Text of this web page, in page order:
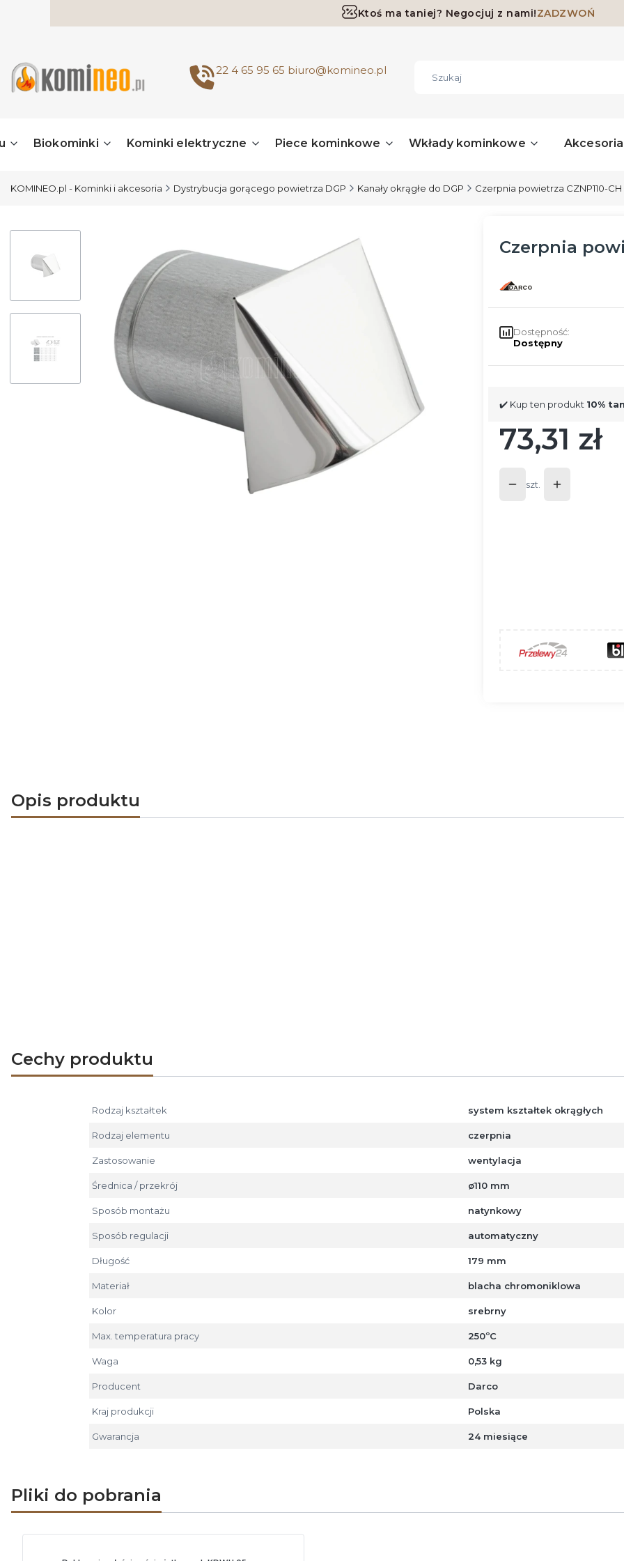
Ktoś ma taniej? Negocjuj z nami!ZADZWOŃ
22 4 65 95 65 biuro@komineo.pl
Biokominki Kominki elektryczne Piece kominkowe Wkłady kominkowe
KOMINEO.pl - Kominki i akcesoria Dystrybucja gorącego powietrza DGP Kanały okrągłe do DGP Czerpnia powietrza CZNP110-CH
Czerpnia
Dostępność:
Dostępny
✔️ Kup ten produkt 10%
Cena
73,31 zł
szt.
Opis produktu
Cechy produktu
Rodzaj kształtek system kształtek okrągłych
Rodzaj elementu czerpnia
Zastosowanie wentylacja
Średnica / przekrój ø110 mm
Sposób montażu natynkowy
Sposób regulacji automatyczny
Długość 179 mm
Materiał blacha chromoniklowa
Kolor srebrny
Max. temperatura pracy 250ºC
Waga 0,53 kg
Producent Darco
Kraj produkcji Polska
Gwarancja 24 miesiące
Pliki do pobrania